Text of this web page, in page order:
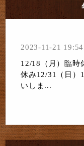
2023-11-21
12/18（月）臨時
休み12/31（日）
いしま...